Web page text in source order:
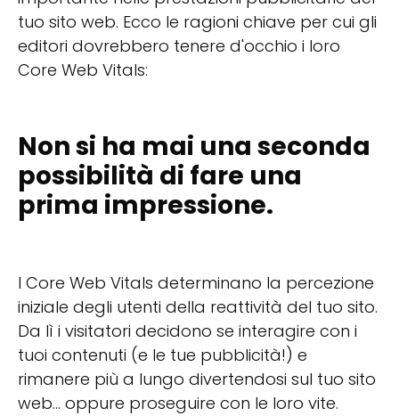
tuo sito web. Ecco le ragioni chiave per cui gli
editori dovrebbero tenere d'occhio i loro
Core Web Vitals:
Non si ha mai una seconda
possibilità di fare una
prima impressione.
I Core Web Vitals determinano la percezione
iniziale degli utenti della reattività del tuo sito.
Da lì i visitatori decidono se interagire con i
tuoi contenuti (e le tue pubblicità!) e
rimanere più a lungo divertendosi sul tuo sito
web... oppure proseguire con le loro vite.